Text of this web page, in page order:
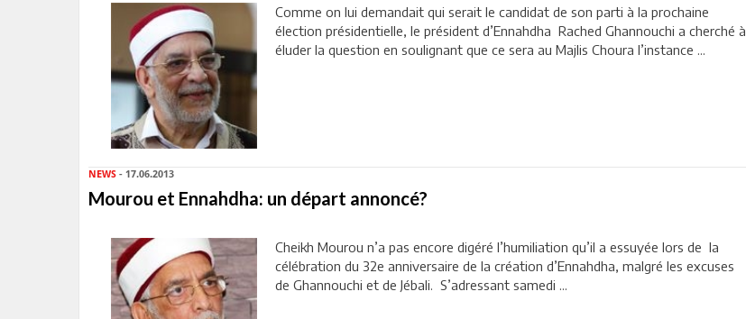
Comme on lui demandait qui serait le candidat de son parti à la prochaine
élection présidentielle, le président d’Ennahdha Rached Ghannouchi a cherché à
éluder la question en soulignant que ce sera au Majlis Choura l’instance ...
NEWS - 17.06.2013
Mourou et Ennahdha: un départ annoncé?
Cheikh Mourou n’a pas encore digéré l’humiliation qu’il a essuyée lors de la
célébration du 32e anniversaire de la création d’Ennahdha, malgré les excuses
de Ghannouchi et de Jébali. S’adressant samedi ...